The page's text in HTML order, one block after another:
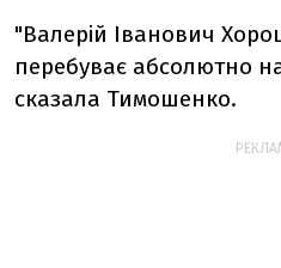
"Валерій Іванович
перебуває абсолютно на
сказала Тимошенко.